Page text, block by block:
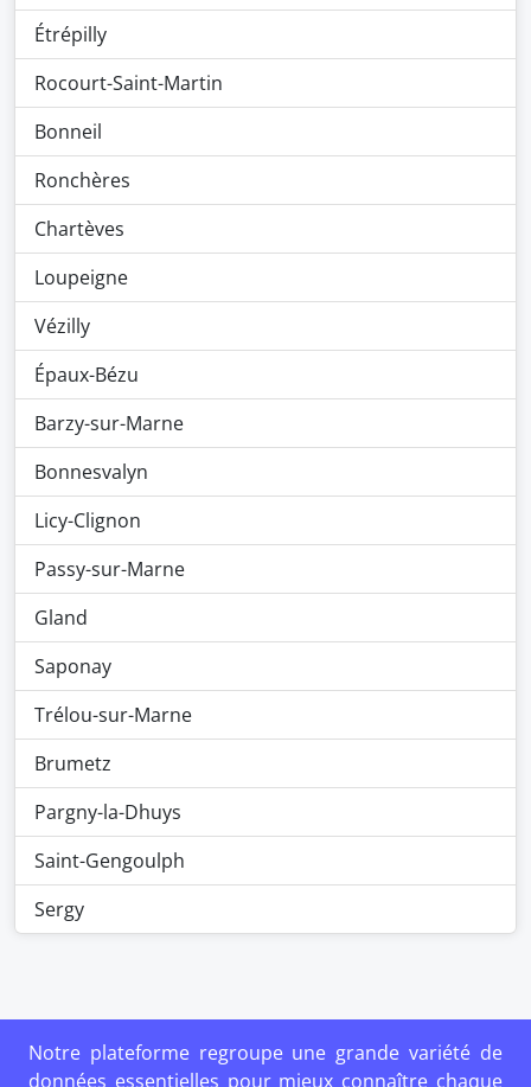
Étrépilly
Rocourt-Saint-Martin
Bonneil
Ronchères
Chartèves
Loupeigne
Vézilly
Épaux-Bézu
Barzy-sur-Marne
Bonnesvalyn
Licy-Clignon
Passy-sur-Marne
Gland
Saponay
Trélou-sur-Marne
Brumetz
Pargny-la-Dhuys
Saint-Gengoulph
Sergy
Notre plateforme regroupe une grande variété de
données essentielles pour mieux connaître chaque